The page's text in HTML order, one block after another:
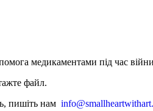
медикаментами під час
файл.
пишіть нам